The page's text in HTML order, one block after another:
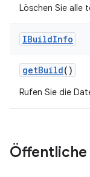
Löschen Sie alle
IBuildInfo
getBuild()
Rufen Sie die